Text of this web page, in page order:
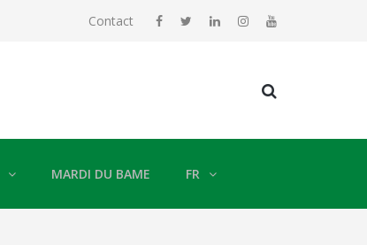
Contact
MARDI DU BAME FR